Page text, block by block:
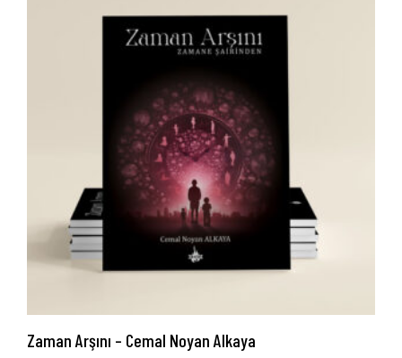
Zaman Arşını – Cemal Noyan Alkaya